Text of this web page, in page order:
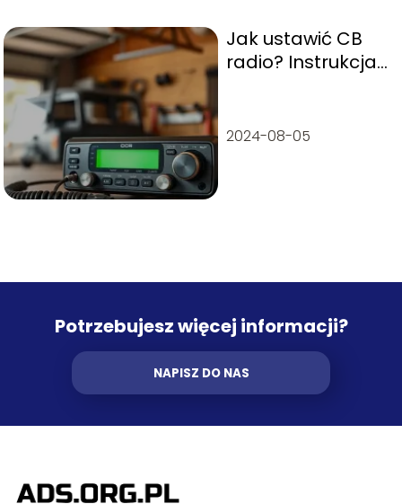
Jak ustawić CB
radio? Instrukcja
2024-08-05
Potrzebujesz więcej informacji?
NAPISZ DO NAS